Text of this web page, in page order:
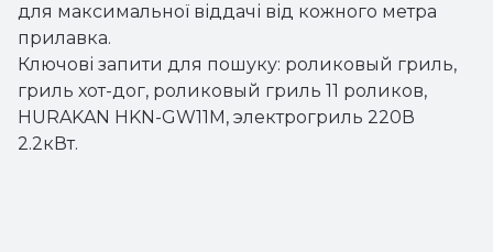
для максимальної віддачі від кожного метра
прилавка.
Ключові запити для пошуку: роликовый гриль,
гриль хот-дог, роликовый гриль 11 роликов,
HURAKAN HKN-GW11M, электрогриль 220В
2.2кВт.